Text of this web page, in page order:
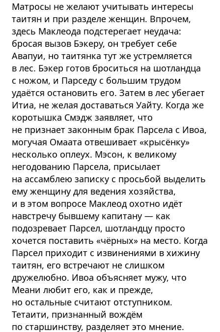
Матросы не желают учитывать интересы
таитян и при разделе женщин. Впрочем,
здесь Маклеода подстерегает неудача:
бросая вызов Бэкеру, он требует себе
Авапуи, но таитянка тут же устремляется
в лес. Бэкер готов броситься на шотландца
с ножом, и Парседу с большим трудом
удаётся остановить его. Затем в лес убегает
Итиа, не желая доставаться Уайту. Когда же
коротышка Смэдж заявляет, что
не признает законным брак Парсела с Ивоа,
могучая Омаата отвешивает «крысёнку»
несколько оплеух. Мэсон, к великому
негодованию Парсела, присылает
на ассамблею записку с просьбой выделить
ему женщину для ведения хозяйства,
и в этом вопросе Маклеод охотно идёт
навстречу бывшему капитану — как
подозревает Парсел, шотландцу просто
хочется поставить «чёрных» на место. Когда
Парсел приходит с извинениями в хижину
таитян, его встречают не слишком
дружелюбно. Ивоа объясняет мужу, что
Меани любит его, как и прежде,
но остальные считают отступником.
Тетаити, признанный вождём
по старшинству, разделяет это мнение.